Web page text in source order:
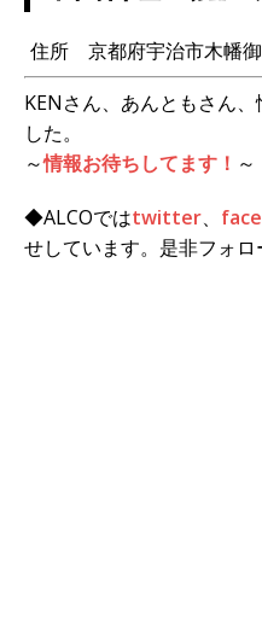
住所 京都府宇治市木幡
KENさん、あんともさん
した。
～情報お待ちしてます！ ～
◆ALCOではtwitter、
せしています。是非フォロ